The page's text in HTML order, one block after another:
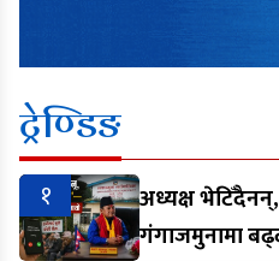
ट्रेण्डिङ
१
अध्यक्ष
गंगाजमुनामा